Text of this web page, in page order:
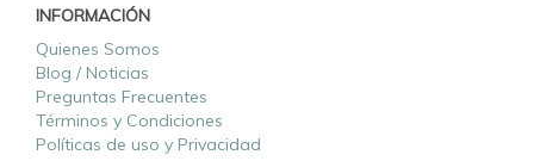
INFORMACIÓN
Quienes Somos
Blog / Noticias
Preguntas Frecuentes
Términos y Condiciones
Políticas de uso y Privacidad